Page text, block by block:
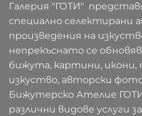
Галерия "ГОТИ"
специално селектирани
произведения на
непрекъснато се
бижута, картини, икони,
изкуство, авторски
Бижутерско Ателие
различни видове услуги